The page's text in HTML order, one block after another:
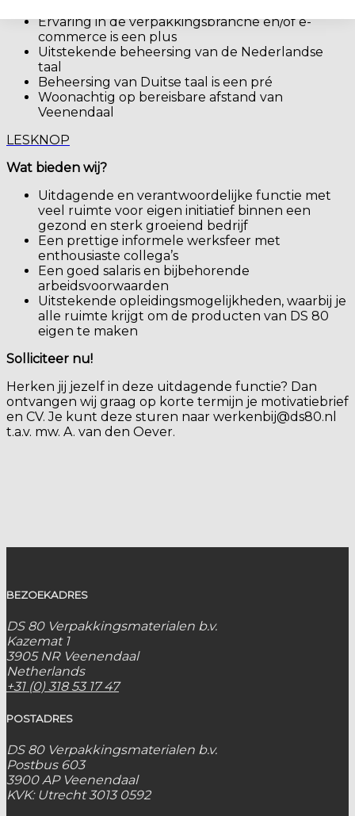
Ervaring in de verpakkingsbranche en/of e-
commerce is een plus
Uitstekende beheersing van de Nederlandse
taal
Beheersing van Duitse taal is een pré
Woonachtig op bereisbare afstand van
Veenendaal
LESKNOP
Wat bieden wij?
Uitdagende en verantwoordelijke functie met
veel ruimte voor eigen initiatief binnen een
gezond en sterk groeiend bedrijf
Een prettige informele werksfeer met
enthousiaste collega’s
Een goed salaris en bijbehorende
arbeidsvoorwaarden
Uitstekende opleidingsmogelijkheden, waarbij je
alle ruimte krijgt om de producten van DS 80
eigen te maken
Solliciteer nu!
Herken jij jezelf in deze uitdagende functie? Dan
ontvangen wij graag op korte termijn je motivatiebrief
en CV. Je kunt deze sturen naar werkenbij@ds80.nl
t.a.v. mw. A. van den Oever.
BEZOEKADRES
DS 80 Verpakkingsmaterialen b.v.
Kazemat 1
3905 NR Veenendaal
Netherlands
+31 (0) 318 53 17 47
POSTADRES
DS 80 Verpakkingsmaterialen b.v.
Postbus 603
3900 AP Veenendaal
KVK: Utrecht 3013 0592